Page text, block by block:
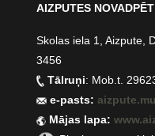
AIZPUTES
Skolas iela 1, Aizpute,
3456
Tālruņi: Mob.t.
e-pasts:
Mājas lapa: